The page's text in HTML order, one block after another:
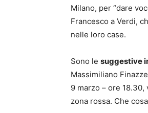
Milano, per “dare
Francesco a Verdi,
nelle loro case.
Sono le suggestive
Massimiliano
9 marzo – ore 18.30,
zona rossa. Che